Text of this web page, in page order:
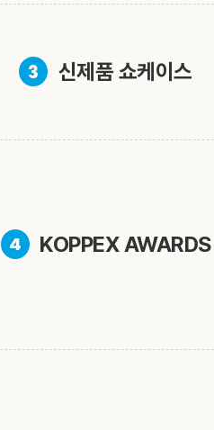
❸ 신제품 쇼케이스
❹ KOPPEX AWARDS